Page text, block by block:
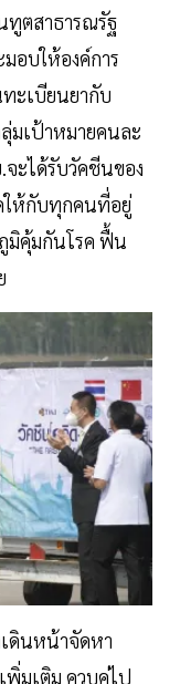
ทูตสาธารณรัฐ
อบให้องค์การ
ะเบียนยากับ
มเป้าหมายคนละ
ะได้รับวัคชีนของ
ให้กับทุกคนที่อยู่
มิคุ้มกันโรค ฟื้น
เดินหน้าจัดหา
พิ่มเติม ควบคู่ไป